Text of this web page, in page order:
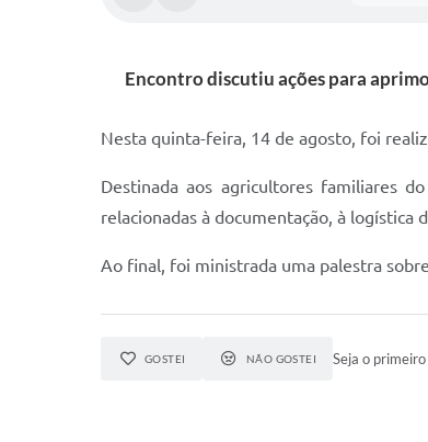
Encontro discutiu ações para
Nesta quinta-feira, 14 de agosto, foi
Destinada aos agricultores familiares
relacionadas à documentação, à
Ao final, foi ministrada uma palestra
GOSTEI NÃO GOSTEI Seja o